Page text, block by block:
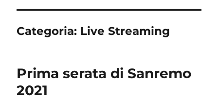
Categoria: Live Streaming
Prima serata di Sanremo
2021